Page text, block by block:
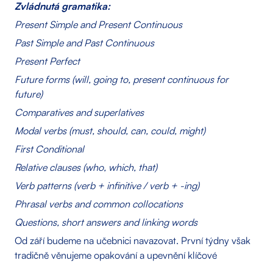
Zvládnutá gramatika:
Present Simple and Present Continuous
Past Simple and Past Continuous
Present Perfect
Future forms (will, going to, present continuous for
future)
Comparatives and superlatives
Modal verbs (must, should, can, could, might)
First Conditional
Relative clauses (who, which, that)
Verb patterns (verb + infinitive / verb + -ing)
Phrasal verbs and common collocations
Questions, short answers and linking words
Od září budeme na učebnici navazovat. První týdny však
tradičně věnujeme opakování a upevnění klíčové